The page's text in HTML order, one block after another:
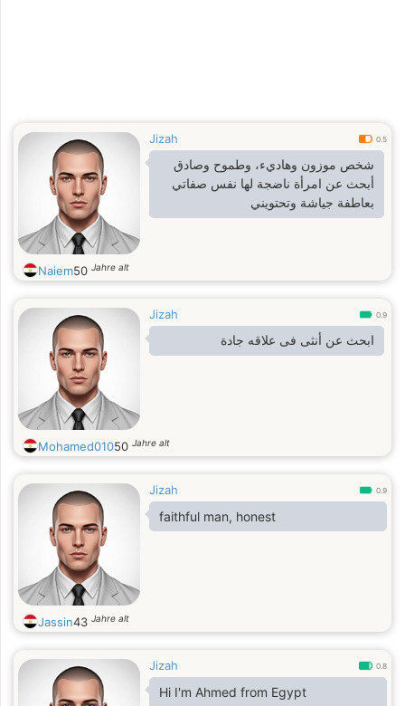
Jizah 0.5
شخص موزون وهاديء، وطموح وصادق
أبحث عن امرأة ناضجة لها نفس صفاتي
بعاطفة جياشة وتحتويني
Naiem50 Jahre alt
Jizah 0.9
ابحث عن أنثى فى علاقه جادة
Mohamed01050 Jahre alt
Jizah 0.9
faithful man, honest
Jassin43 Jahre alt
Jizah 0.8
Hi I'm Ahmed from Egypt